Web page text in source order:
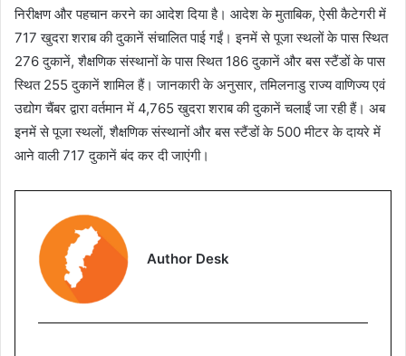
निरीक्षण और पहचान करने का आदेश दिया है। आदेश के मुताबिक, ऐसी कैटेगरी में
717 खुदरा शराब की दुकानें संचालित पाई गईं। इनमें से पूजा स्थलों के पास स्थित
276 दुकानें, शैक्षणिक संस्थानों के पास स्थित 186 दुकानें और बस स्टैंडों के पास
स्थित 255 दुकानें शामिल हैं। जानकारी के अनुसार, तमिलनाडु राज्य वाणिज्य एवं
उद्योग चैंबर द्वारा वर्तमान में 4,765 खुदरा शराब की दुकानें चलाईं जा रही हैं। अब
इनमें से पूजा स्थलों, शैक्षणिक संस्थानों और बस स्टैंडों के 500 मीटर के दायरे में
आने वाली 717 दुकानें बंद कर दी जाएंगी।
Author Desk